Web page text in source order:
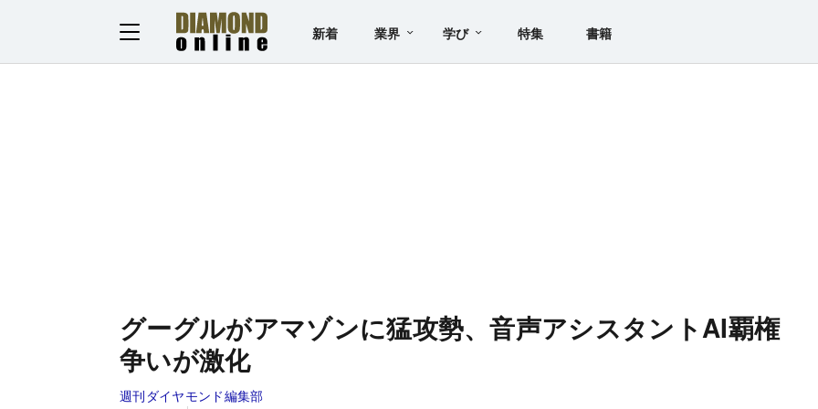
新着 業界 学び 特集 書籍
グーグルがアマゾンに猛攻勢、音声アシスタントAI覇権
争いが激化
週刊ダイヤモンド編集部